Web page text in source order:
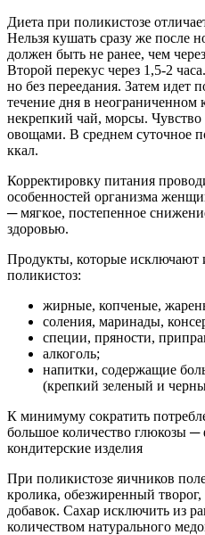
Диета при поликистозе
Нельзя кушать сразу же после
должен быть не ранее, чем
Второй перекус через 1,5-2
но без переедания. Затем идет
течение дня в неограниченном
некрепкий чай, морсы. Чувство
овощами. В среднем суточное
ккал.
Корректировку питания
особенностей организма
─ мягкое, постепенное
здоровью.
Продукты, которые исключают
поликистоз:
жирные, копченые,
соления, маринады,
специи, пряности,
алкоголь;
напитки, содержащие
(крепкий зеленый и
К минимуму сократить
большое количество глюкозы ─
кондитерские изделия
При поликистозе яичников
кролика, обезжиренный
добавок. Сахар исключить из
количеством натурального